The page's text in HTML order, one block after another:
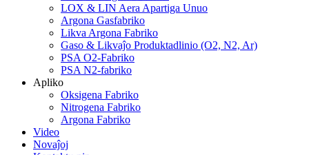
LOX & LIN Aera Apartiga Unuo
Argona Gasfabriko
Likva Argona Fabriko
Gaso & Likvaĵo Produktadlinio (O2, N2, Ar)
PSA O2-Fabriko
PSA N2-fabriko
Apliko
Oksigena Fabriko
Nitrogena Fabriko
Argona Fabriko
Video
Novaĵoj